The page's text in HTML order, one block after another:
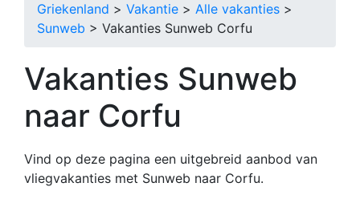
Griekenland > Vakantie > Alle vakanties >
Sunweb > Vakanties Sunweb Corfu
Vakanties Sunweb
naar Corfu
Vind op deze pagina een uitgebreid aanbod van
vliegvakanties met Sunweb naar Corfu.